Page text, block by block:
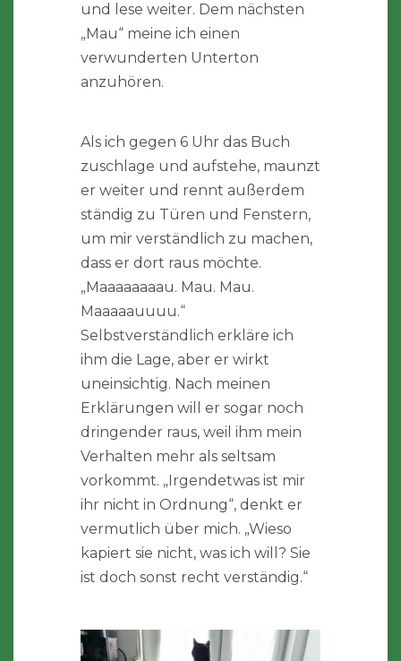
und lese weiter. Dem nächsten
„Mau“ meine ich einen
verwunderten Unterton
anzuhören.
Als ich gegen 6 Uhr das Buch
zuschlage und aufstehe, maunzt
er weiter und rennt außerdem
ständig zu Türen und Fenstern,
um mir verständlich zu machen,
dass er dort raus möchte.
„Maaaaaaaau. Mau. Mau.
Maaaaauuuu.“
Selbstverständlich erkläre ich
ihm die Lage, aber er wirkt
uneinsichtig. Nach meinen
Erklärungen will er sogar noch
dringender raus, weil ihm mein
Verhalten mehr als seltsam
vorkommt. „Irgendetwas ist mir
ihr nicht in Ordnung“, denkt er
vermutlich über mich. „Wieso
kapiert sie nicht, was ich will? Sie
ist doch sonst recht verständig.“